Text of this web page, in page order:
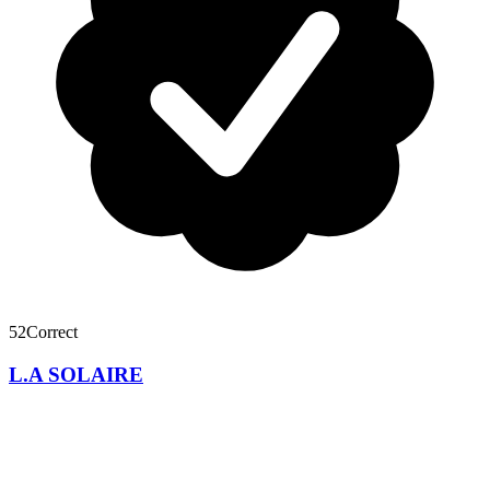
52Correct
L.A SOLAIRE